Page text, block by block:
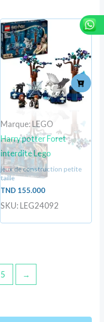
Marque: LEGO
Harry potter Foret
interdite Lego
jeux de construction petite
taille
TND 155.000
SKU: LEG24092
5 →